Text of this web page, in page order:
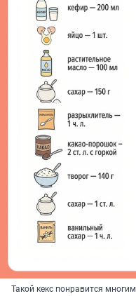
Такой кекс понравится многим